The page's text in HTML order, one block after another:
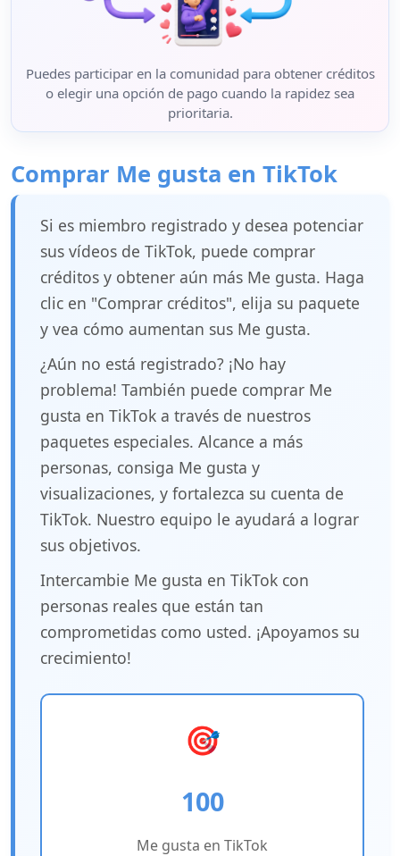
Puedes participar en la comunidad para obtener créditos
o elegir una opción de pago cuando la rapidez sea
prioritaria.
Comprar Me gusta en TikTok
Si es miembro registrado y desea potenciar
sus vídeos de TikTok, puede comprar
créditos y obtener aún más Me gusta. Haga
clic en "Comprar créditos", elija su paquete
y vea cómo aumentan sus Me gusta.
¿Aún no está registrado? ¡No hay
problema! También puede comprar Me
gusta en TikTok a través de nuestros
paquetes especiales. Alcance a más
personas, consiga Me gusta y
visualizaciones, y fortalezca su cuenta de
TikTok. Nuestro equipo le ayudará a lograr
sus objetivos.
Intercambie Me gusta en TikTok con
personas reales que están tan
comprometidas como usted. ¡Apoyamos su
crecimiento!
🎯
100
Me gusta en TikTok